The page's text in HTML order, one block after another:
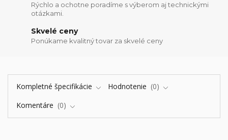
Rýchlo a ochotne poradíme s výberom aj technickými
otázkami.
Skvelé ceny
Ponúkame kvalitný tovar za skvelé ceny
Kompletné špecifikácie Hodnotenie
0
Komentáre
0